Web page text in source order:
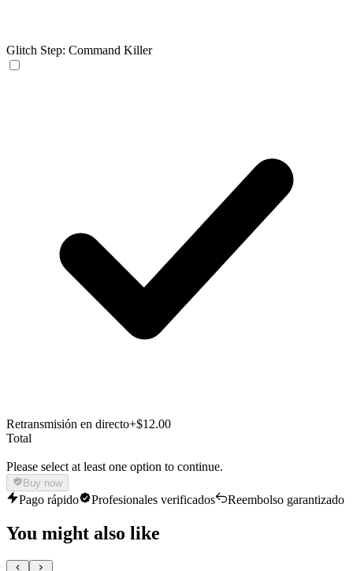
Glitch Step: Command Killer
Retransmisión en directo+$12.00
Total
Please select at least one option to continue.
Buy now
Pago rápido Profesionales verificados Reembolso garantizado
You might also like